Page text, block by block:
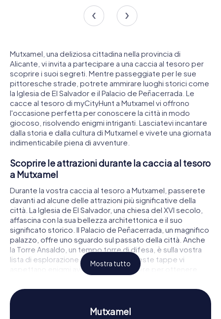
Mutxamel, una deliziosa cittadina nella provincia di
Alicante, vi invita a partecipare a una caccia al tesoro per
scoprire i suoi segreti. Mentre passeggiate per le sue
pittoresche strade, potrete ammirare luoghi storici come
la Iglesia de El Salvador e il Palacio de Peñacerrada. Le
cacce al tesoro di myCityHunt a Mutxamel vi offrono
l'occasione perfetta per conoscere la città in modo
giocoso, risolvendo enigmi intriganti. Lasciatevi incantare
dalla storia e dalla cultura di Mutxamel e vivete una giornata
indimenticabile piena di avventure.
Scoprire le attrazioni durante la caccia al tesoro
a Mutxamel
Durante la vostra caccia al tesoro a Mutxamel, passerete
davanti ad alcune delle attrazioni più significative della
città. La Iglesia de El Salvador, una chiesa del XVI secolo,
affascina con la sua bellezza architettonica e il suo
significato storico. Il Palacio de Peñacerrada, un magnifico
palazzo, offre uno sguardo sul passato della città. Anche
la Torre Ansaldo, un tempo torre di difesa, è sulla vostra
lista di esplorazione. In ciascuna di queste tappe vi
aspettano enigmi avvincenti da risolvere per ottenere
Vivere la storia e la cultura durante la caccia al
Mostra tutto
Mutxamel